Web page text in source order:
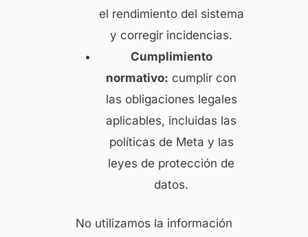
el rendimiento del sistema
y corregir incidencias.
Cumplimiento
normativo: cumplir con
las obligaciones legales
aplicables, incluidas las
políticas de Meta y las
leyes de protección de
datos.
No utilizamos la información